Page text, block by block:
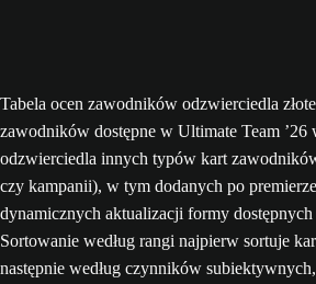
Tabela ocen zawodników odzwierciedla
zawodników dostępne w Ultimate Team
odzwierciedla innych typów kart
czy kampanii), w tym dodanych po
dynamicznych aktualizacji formy
Sortowanie według rangi najpierw sortuje
następnie według czynników